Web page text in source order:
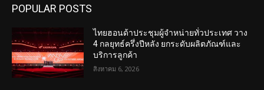
POPULAR POSTS
ไทยฮอนด้าประชุมผู้จำหน่ายทั่วประเทศ วาง
4 กลยุทธ์ครึ่งปีหลัง ยกระดับผลิตภัณฑ์และ
บริการลูกค้า
สิงหาคม 6, 2026